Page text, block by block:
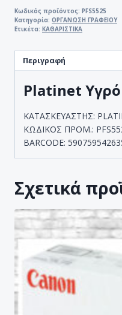
LCD
250ml
Κωδικός προϊόντος: PFS5525
Κατηγορία: ΟΡΓΑΝΩΣΗ ΓΡΑΦΕΙΟΥ
Ετικέτα: ΚΑΘΑΡΙΣΤΙΚΑ
Περιγραφή
Platinet
ΚΑΤΑΣΚΕΥΑΣΤΗΣ:
ΚΩΔΙΚΟΣ ΠΡΟΜ.:
BARCODE:
Σχετικά